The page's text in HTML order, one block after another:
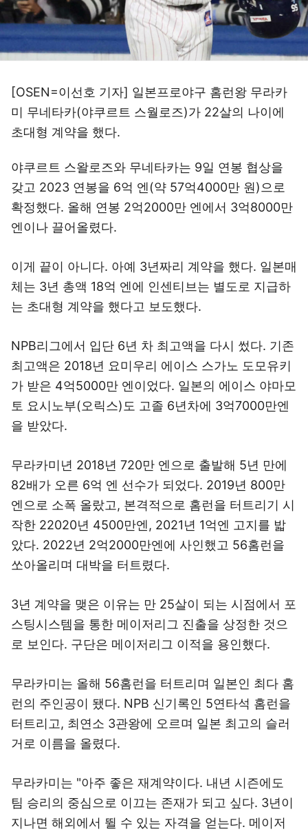
[OSEN=이선호 기자] 일본프로야구 홈런왕 무라카
미 무네타카(야쿠르트 스월로즈)가 22살의 나이에
초대형 계약을 했다.
야쿠르트 스왈로즈와 무네타카는 9일 연봉 협상을
갖고 2023 연봉을 6억 엔(약 57억4000만 원)으로
확정했다. 올해 연봉 2억2000만 엔에서 3억8000만
엔이나 끌어올렸다.
이게 끝이 아니다. 아예 3년짜리 계약을 했다. 일본매
체는 3년 총액 18억 엔에 인센티브는 별도로 지급하
는 초대형 계약을 했다고 보도했다.
NPB리그에서 입단 6년 차 최고액을 다시 썼다. 기존
최고액은 2018년 요미우리 에이스 스가노 도모유키
가 받은 4억5000만 엔이었다. 일본의 에이스 야마모
토 요시노부(오릭스)도 고졸 6년차에 3억7000만엔
을 받았다.
무라카미년 2018년 720만 엔으로 출발해 5년 만에
82배가 오른 6억 엔 선수가 되었다. 2019년 800만
엔으로 소폭 올랐고, 본격적으로 홈런을 터트리기 시
작한 22020년 4500만엔, 2021년 1억엔 고지를 밟
았다. 2022년 2억2000만엔에 사인했고 56홈런을
쏘아올리며 대박을 터트렸다.
3년 계약을 맺은 이유는 만 25살이 되는 시점에서 포
스팅시스템을 통한 메이저리그 진출을 상정한 것으
로 보인다. 구단은 메이저리그 이적을 용인했다.
무라카미는 올해 56홈런을 터트리며 일본인 최다 홈
런의 주인공이 됐다. NPB 신기록인 5연타석 홈런을
터트리고, 최연소 3관왕에 오르며 일본 최고의 슬러
거로 이름을 올렸다.
무라카미는 "아주 좋은 재계약이다. 내년 시즌에도
팀 승리의 중심으로 이끄는 존재가 되고 싶다. 3년이
지나면 해외에서 뛸 수 있는 자격을 얻는다. 메이저